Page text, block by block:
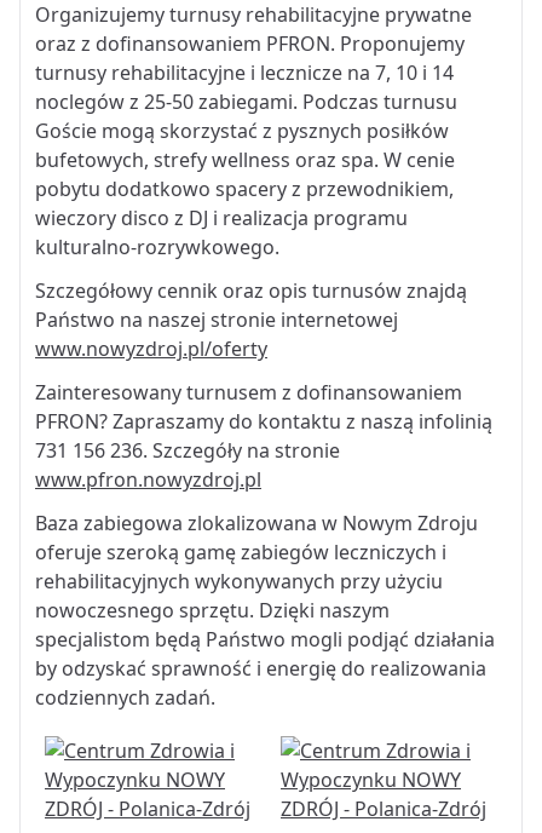
Organizujemy turnusy rehabilitacyjne prywatne
oraz z dofinansowaniem PFRON. Proponujemy
turnusy rehabilitacyjne i lecznicze na 7, 10 i 14
noclegów z 25-50 zabiegami. Podczas turnusu
Goście mogą skorzystać z pysznych posiłków
bufetowych, strefy wellness oraz spa. W cenie
pobytu dodatkowo spacery z przewodnikiem,
wieczory disco z DJ i realizacja programu
kulturalno-rozrywkowego.
Szczegółowy cennik oraz opis turnusów znajdą
Państwo na naszej stronie internetowej
www.nowyzdroj.pl/oferty
Zainteresowany turnusem z dofinansowaniem
PFRON? Zapraszamy do kontaktu z naszą infolinią
731 156 236. Szczegóły na stronie
www.pfron.nowyzdroj.pl
Baza zabiegowa zlokalizowana w Nowym Zdroju
oferuje szeroką gamę zabiegów leczniczych i
rehabilitacyjnych wykonywanych przy użyciu
nowoczesnego sprzętu. Dzięki naszym
specjalistom będą Państwo mogli podjąć działania
by odzyskać sprawność i energię do realizowania
codziennych zadań.